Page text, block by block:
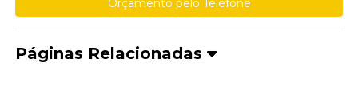
Orçamento pelo Telefone
Páginas Relacionadas